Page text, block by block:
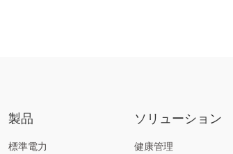
製品
標準電力
ソリューション
健康管理